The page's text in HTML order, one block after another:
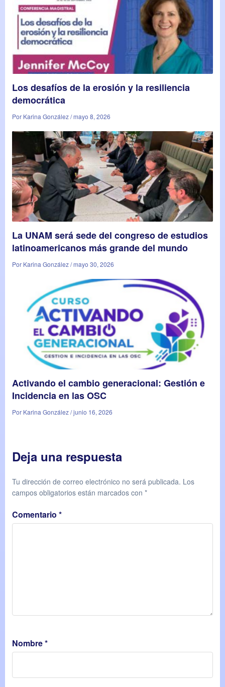
Los desafíos de la erosión y la resiliencia
democrática
Por Karina González / mayo 8, 2026
La UNAM será sede del congreso de estudios
latinoamericanos más grande del mundo
Por Karina González / mayo 30, 2026
Activando el cambio generacional: Gestión e
Incidencia en las OSC
Por Karina González / junio 16, 2026
Deja una respuesta
Tu dirección de correo electrónico no será publicada. Los
campos obligatorios están marcados con *
Comentario *
Nombre*